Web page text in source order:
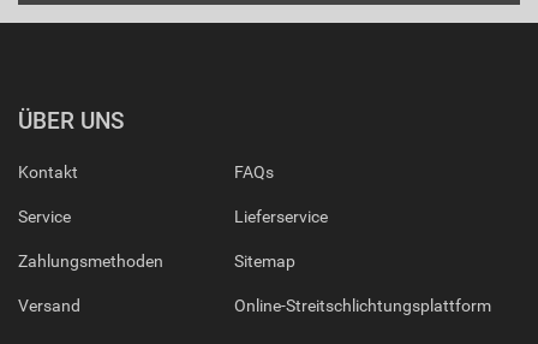
ÜBER UNS
Kontakt
Service
Zahlungsmethoden
Versand
FAQs
Lieferservice
Sitemap
Online-Streitschlichtungsplattform